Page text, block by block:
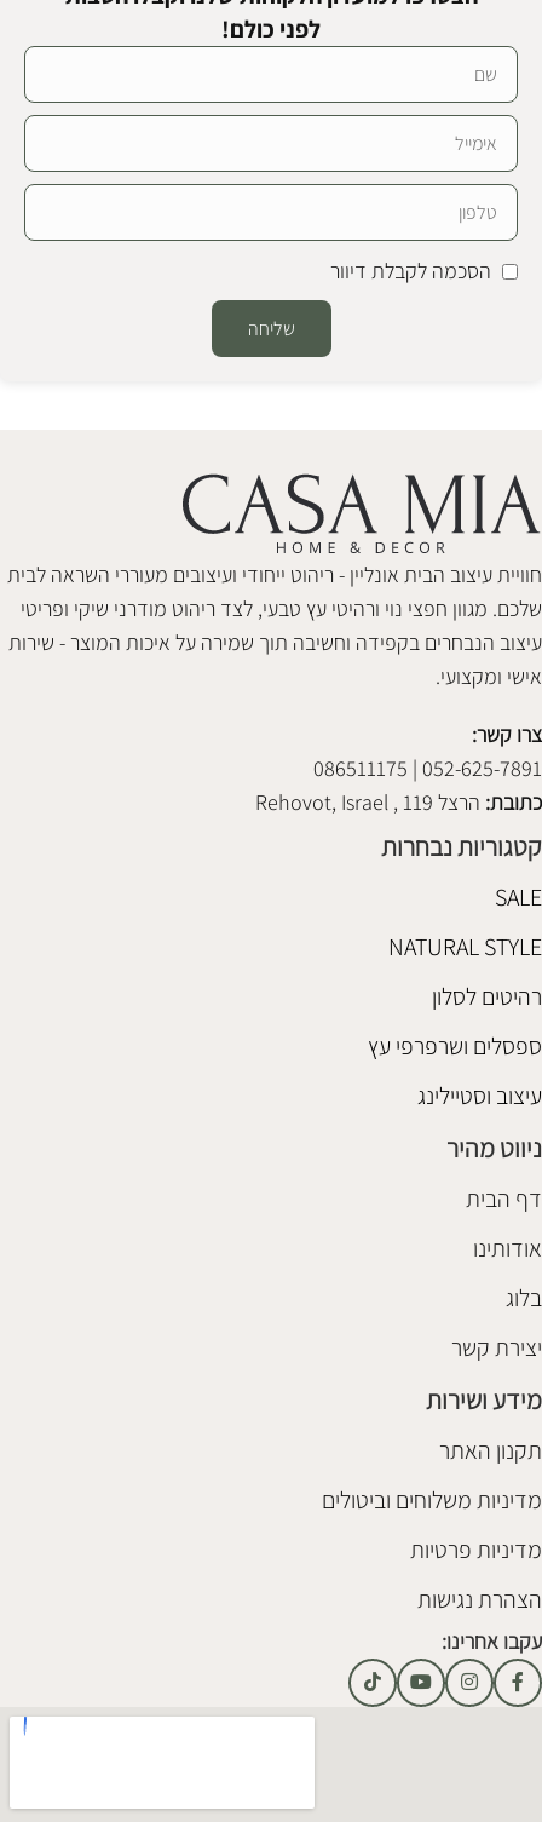
לפני כולם!
הסכמה לקבלת דיוור
שליחה
חוויית עיצוב הבית אונליין - ריהוט ייחודי ועיצובים מעוררי השראה לבית
שלכם. מגוון חפצי נוי ורהיטי עץ טבעי, לצד ריהוט מודרני שיקי ופריטי
עיצוב הנבחרים בקפידה וחשיבה תוך שמירה על איכות המוצר - שירות
אישי ומקצועי.
צרו קשר:
052-625-7891 | 086511175
כתובת: הרצל 119 , Rehovot, Israel
קטגוריות נבחרות
SALE
NATURAL STYLE
רהיטים לסלון
ספסלים ושרפרפי עץ
עיצוב וסטיילינג
ניווט מהיר
דף הבית
אודותינו
בלוג
יצירת קשר
מידע ושירות
תקנון האתר
מדיניות משלוחים וביטולים
מדיניות פרטיות
הצהרת נגישות
עקבו אחרינו: